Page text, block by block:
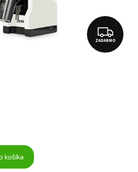
Z
A
ZADARMO
košíka